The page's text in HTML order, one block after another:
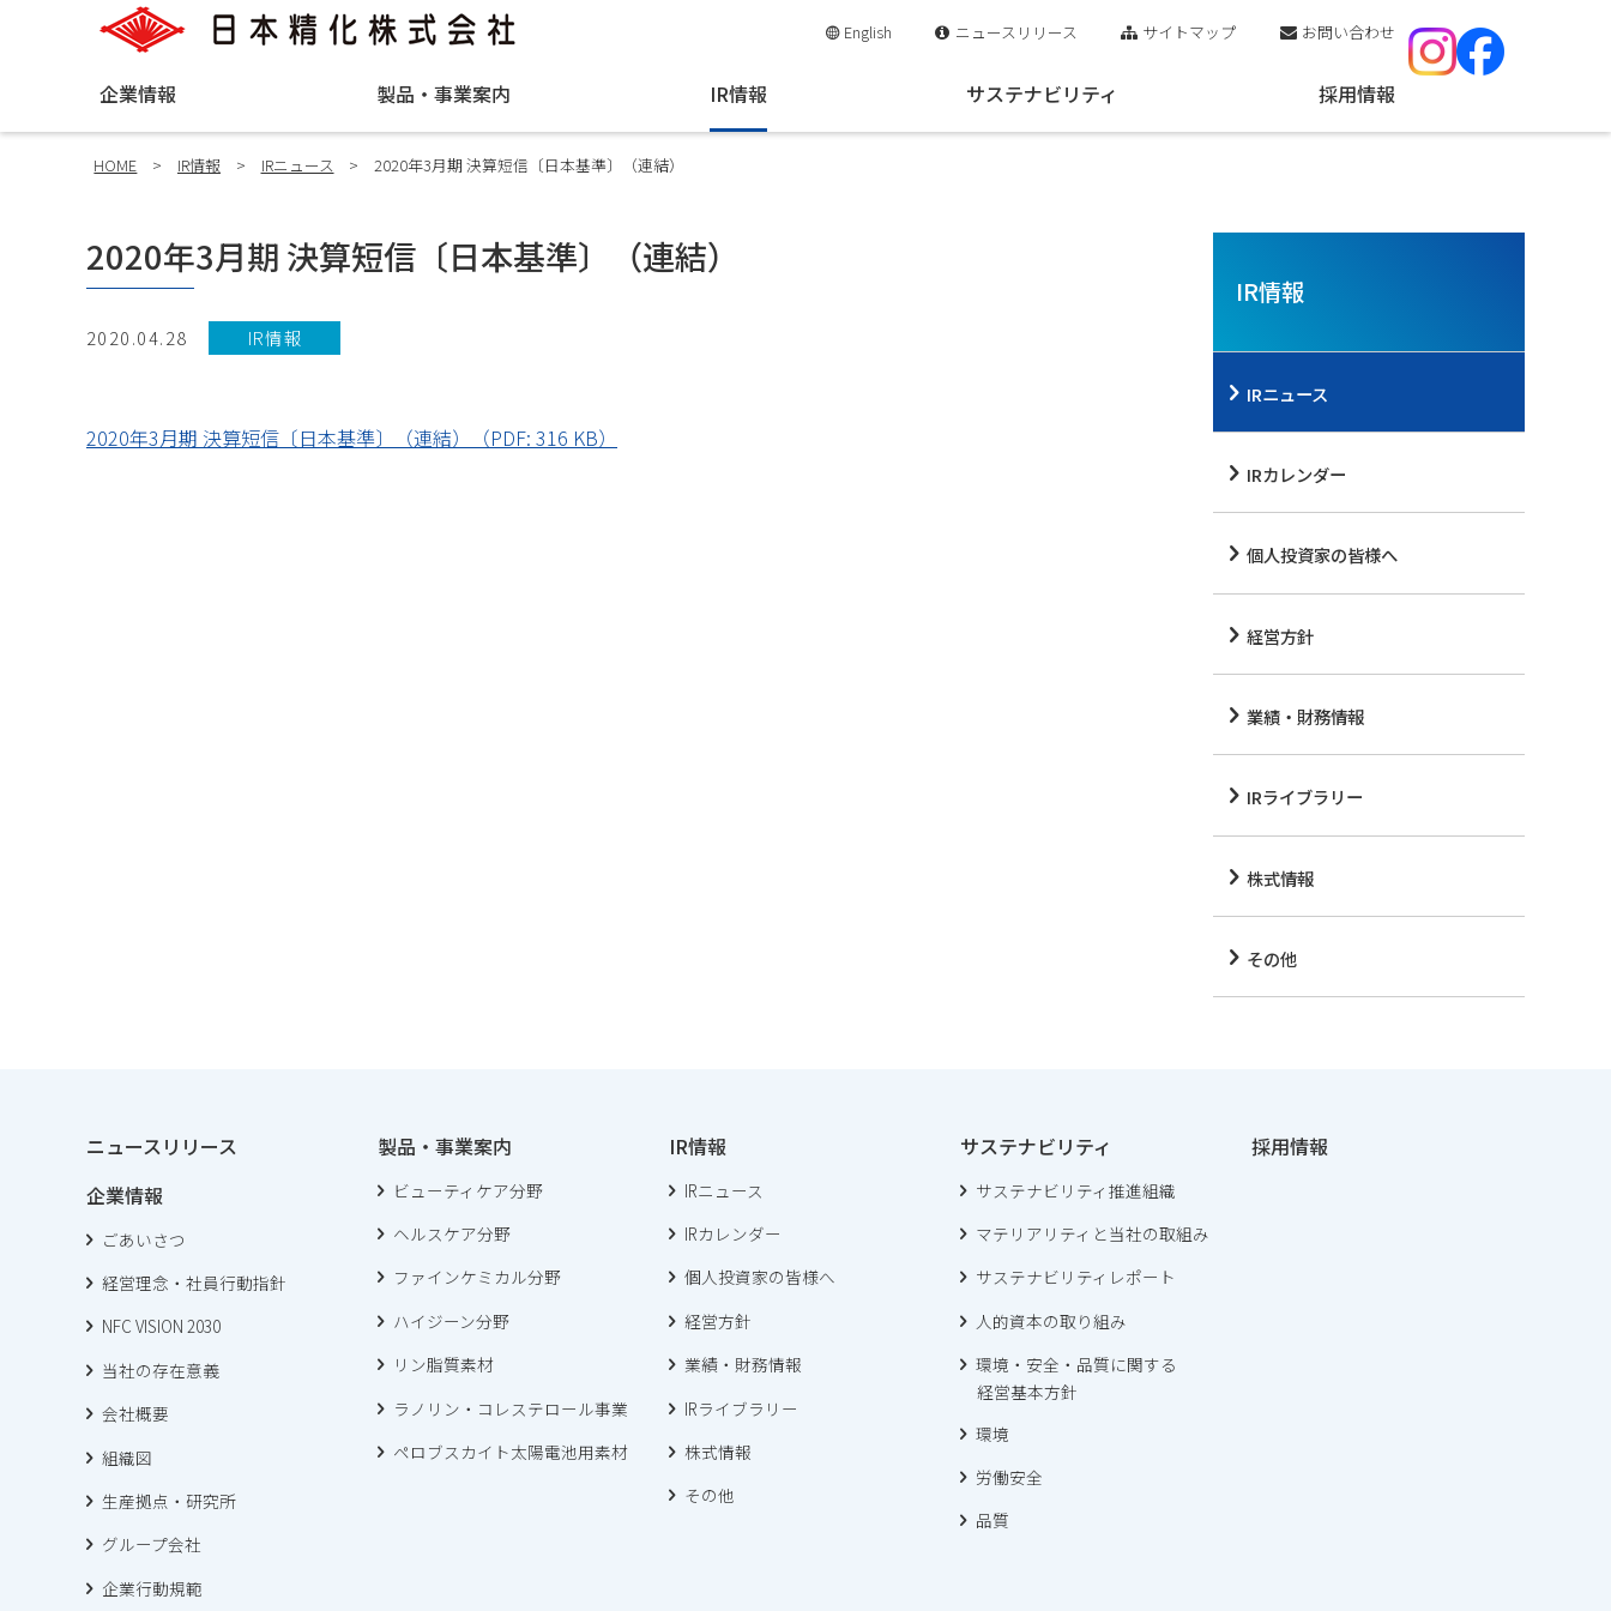
English ニュースリリース サイトマップ お問い合わせ
企業情報 製品・事業案内 IR情報 サステナビリティ 採用情報
HOME > IR情報 > IRニュース > 2020年3月期 決算短信〔日本基準〕（連結）
2020年3月期 決算短信〔日本基準〕（連結）
2020.04.28 IR情報
2020年3月期 決算短信〔日本基準〕（連結）（PDF: 316 KB）
IR情報
IRニュース
IRカレンダー
個人投資家の皆様へ
経営方針
業績・財務情報
IRライブラリー
株式情報
その他
ニュースリリース
企業情報
ごあいさつ
経営理念・社員行動指針
NFC VISION 2030
当社の存在意義
会社概要
組織図
生産拠点・研究所
グループ会社
企業行動規範
製品・事業案内
ビューティケア分野
ヘルスケア分野
ファインケミカル分野
ハイジーン分野
リン脂質素材
ラノリン・コレステロール事業
ペロブスカイト太陽電池用素材
IR情報
IRニュース
IRカレンダー
個人投資家の皆様へ
経営方針
業績・財務情報
IRライブラリー
株式情報
その他
サステナビリティ
サステナビリティ推進組織
マテリアリティと当社の取組み
サステナビリティレポート
人的資本の取り組み
環境・安全・品質に関する
経営基本方針
環境
労働安全
品質
採用情報